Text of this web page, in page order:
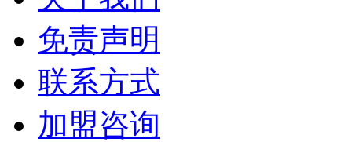
免责声明
联系方式
加盟咨询